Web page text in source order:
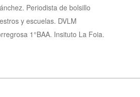
Periodista de bolsillo
y escuelas. DVLM
1°BAA. Insituto La Foia.